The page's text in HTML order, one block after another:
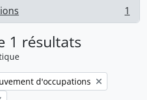
1
1 résultats
filter:d'occupations